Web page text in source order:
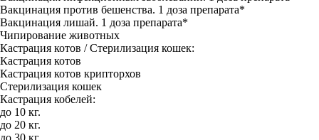
Вакцинация против бешенства. 1 доза препарата*
Вакцинация лишай. 1 доза препарата*
Чипирование животных
Кастрация котов / Стерилизация кошек:
Кастрация котов
Кастрация котов крипторхов
Стерилизация кошек
Кастрация кобелей:
до 10 кг.
до 20 кг.
до 30 кг.